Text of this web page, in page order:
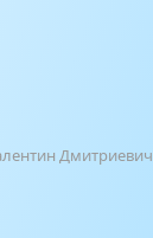
Дмитриевич